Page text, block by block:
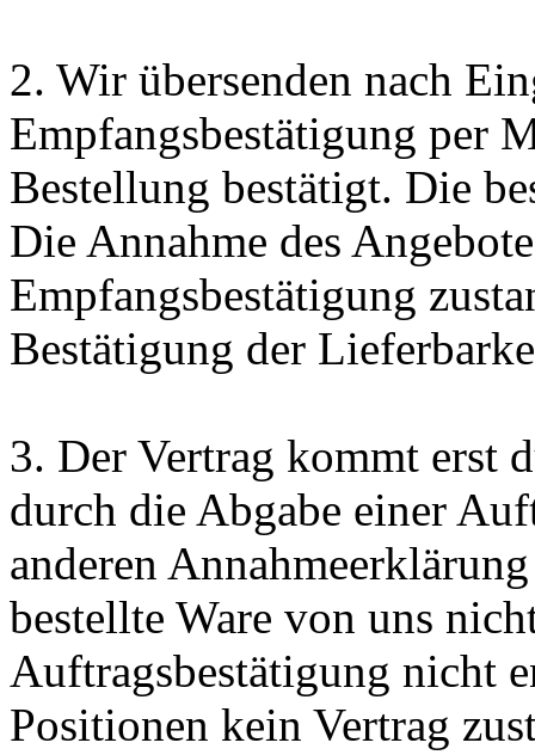
2. Wir übersenden nach
Empfangsbestätigung per
Bestellung bestätigt. Die
Die Annahme des
Empfangsbestätigung
Bestätigung der
3. Der Vertrag kommt erst
durch die Abgabe einer
anderen
bestellte Ware von uns
Auftragsbestätigung nicht
Positionen kein Vertrag